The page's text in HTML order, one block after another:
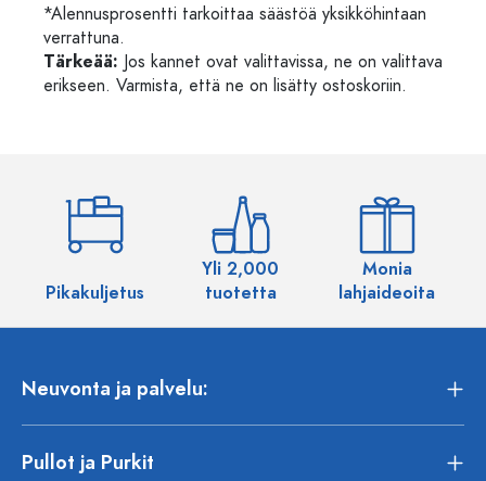
*Alennusprosentti tarkoittaa säästöä yksikköhintaan
verrattuna.
Tärkeää: Jos kannet ovat valittavissa, ne on valittava
erikseen. Varmista, että ne on lisätty ostoskoriin.
Pikakuljetus
Yli 2,000
tuotetta
Monia
lahjaideoita
Neuvonta ja palvelu:
Pullot ja Purkit